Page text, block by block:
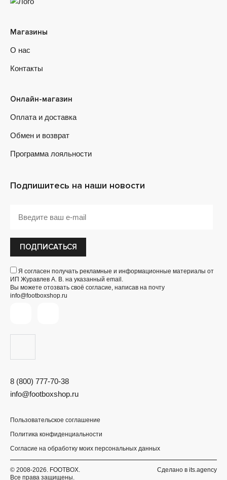
8 (800) 777-70-38
info@footboxshop.ru
Магазины
О нас
Контакты
Онлайн-магазин
Оплата и доставка
Обмен и возврат
Программа лояльности
Подпишитесь на наши новости
ПОДПИСАТЬСЯ
Я согласен получать рекламные и информационные материалы от
ИП Журавлев А. В. на указанный email.
Вы можете отозвать своё согласие, написав на почту
info@footboxshop.ru
Пользовательское соглашение
Политика конфиденциальности
Согласие на обработку моих персональных данных
© 2008-2026. FOOTBOX.
Все права защищены.
Сделано в its.agency